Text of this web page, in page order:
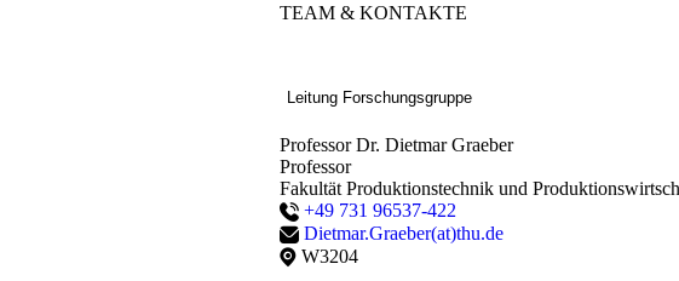
TEAM& KONTAKTE
Leitung Forschungsgruppe
Professor Dr. Dietmar Graeber
Professor
Fakultät Produktionstechnik und
+49 731 96537-422
Dietmar.Graeber(at)thu.de
W3204